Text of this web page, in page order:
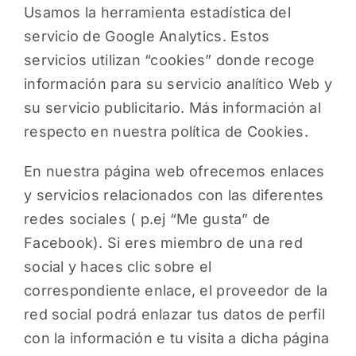
Usamos la herramienta estadística del
servicio de Google Analytics. Estos
servicios utilizan “cookies” donde recoge
información para su servicio analítico Web y
su servicio publicitario. Más información al
respecto en nuestra política de Cookies.
En nuestra página web ofrecemos enlaces
y servicios relacionados con las diferentes
redes sociales ( p.ej “Me gusta” de
Facebook). Si eres miembro de una red
social y haces clic sobre el
correspondiente enlace, el proveedor de la
red social podrá enlazar tus datos de perfil
con la información e tu visita a dicha página